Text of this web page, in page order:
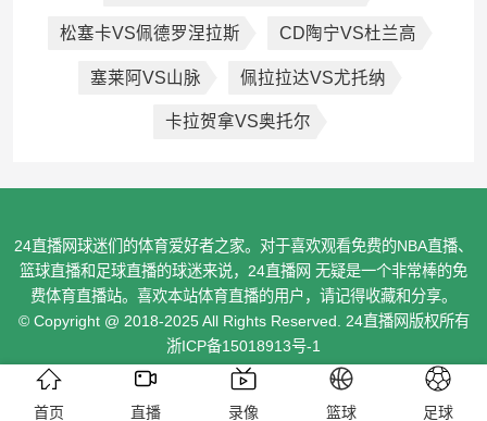
首页 直播 录像 篮球 足球
松塞卡VS佩德罗涅拉斯 CD陶宁VS杜兰高
塞莱阿VS山脉 佩拉拉达VS尤托纳
卡拉贺拿VS奥托尔
24直播网球迷们的体育爱好者之家。对于喜欢观看免费的NBA直播、
篮球直播和足球直播的球迷来说，24直播网 无疑是一个非常棒的免
费体育直播站。喜欢本站体育直播的用户，请记得收藏和分享。
© Copyright @ 2018-2025 All Rights Reserved. 24直播网版权所有
浙ICP备15018913号-1